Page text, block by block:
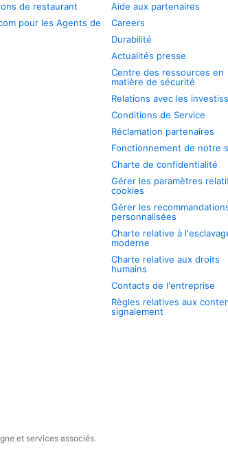
de restaurant
pour les Agents de
Aide aux partenaires
Careers
Durabilité
Actualités presse
Centre des ressources en
matière de sécurité
Relations avec les
Conditions de Service
Réclamation partenaires
Fonctionnement de notre
Charte de confidentialité
Gérer les paramètres
cookies
Gérer les
personnalisées
Charte relative à
moderne
Charte relative aux droits
humains
Contacts de l'entreprise
Règles relatives aux
signalement
et services associés.